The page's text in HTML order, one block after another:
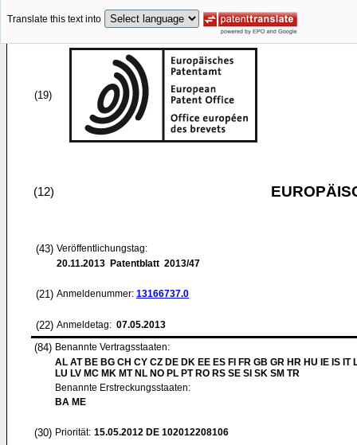
Translate this text into
(19)
(12)
(43) Veröffentlichungstag:
20.11.2013 Patentblatt 2013/47
(21) Anmeldenummer: 13166737.0
(22) Anmeldetag: 07.05.2013
(84) Benannte Vertragsstaaten:
AL AT BE BG CH CY CZ DE DK EE ES FI FR GB GR HR HU IE IS IT
LU LV MC MK MT NL NO PL PT RO RS SE SI SK SM TR
Benannte Erstreckungsstaaten:
BA ME
(30) Priorität: 15.05.2012 DE 102012208106